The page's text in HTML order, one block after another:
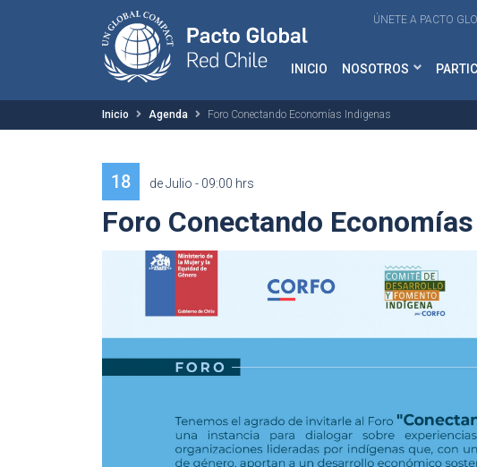
ÚNETE A PACTO
INICIO NOSOTROS
Inicio Agenda Foro Conectando Economías Indigenas
18 de Julio - 09:00 hrs
Foro Conectando